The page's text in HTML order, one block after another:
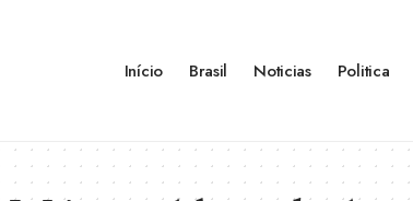
Início Brasil Noticias Politica